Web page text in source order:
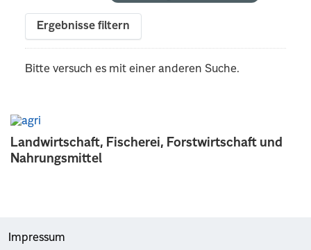
Landwirtschaft, Fischerei, Forstwirtschaft und
Nahrungsmittel
Ergebnisse filtern
Bitte versuch es mit einer anderen Suche.
Impressum